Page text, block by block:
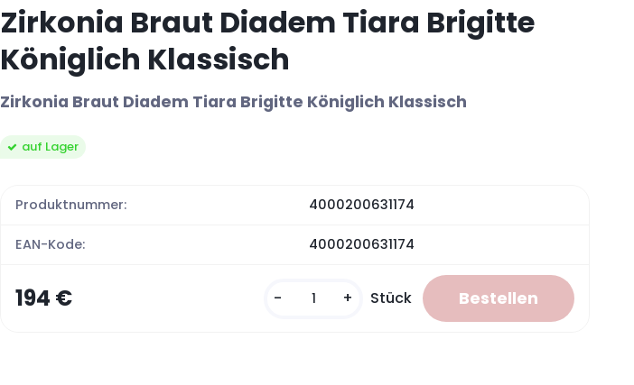
Zirkonia Braut Diadem Tiara Brigitte
Königlich Klassisch
Zirkonia Braut Diadem Tiara Brigitte Königlich Klassisch
auf Lager
Produktnummer: 4000200631174
EAN-Kode: 4000200631174
194 € - + Stück